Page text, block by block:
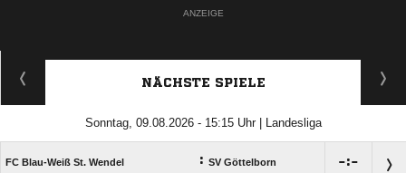
ANZEIGE
NÄCHSTE SPIELE
Sonntag, 09.08.2026 - 15:15 Uhr | Landesliga
FC Blau-Weiß St. Wendel : SV Göttelborn :